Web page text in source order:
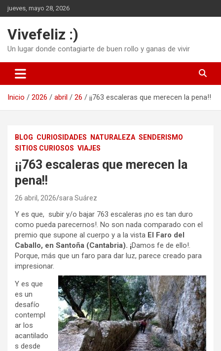
Saltar
al
jueves, mayo 28, 2026
Vivefeliz :)
Un lugar donde contagiarte de buen rollo y ganas de vivir
Inicio 2026 abril 26 ¡¡763 escaleras que merecen la pena!!
BLOG CURIOSIDADES NATURALEZA SENDERISMO
SITIOS CURIOSOS VIAJES
¡¡763 escaleras que merecen la
pena!!
26 abril, 2026 sara Suárez
Y es que, subir y/o bajar 763 escaleras ¡no es tan duro
como pueda parecernos!. No son nada comparado con el
premio que supone al cuerpo y a la vista El Faro del
Caballo, en Santoña (Cantabria). ¡Damos fe de ello!.
Porque, más que un faro para dar luz, parece creado para
impresionar.
Y es que
es un
desafío
contempl
ar los
acantilado
s desde